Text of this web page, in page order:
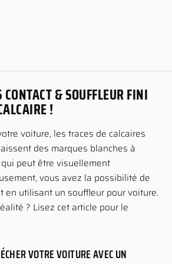
& SOUFFLEUR FINI
!
voiture, les traces de calcaires
des marques blanches à
peut être visuellement
vous avez la possibilité de
en utilisant un souffleur pour voiture.
? Lisez cet article pour le
VOTRE VOITURE AVEC UN